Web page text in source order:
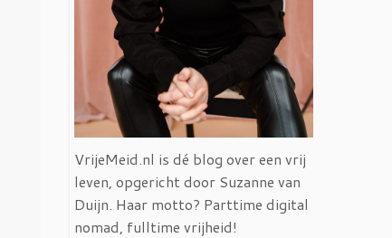
VrijeMeid.nl is dé blog over een vrij
leven, opgericht door Suzanne van
Duijn. Haar motto? Parttime digital
nomad, fulltime vrijheid!